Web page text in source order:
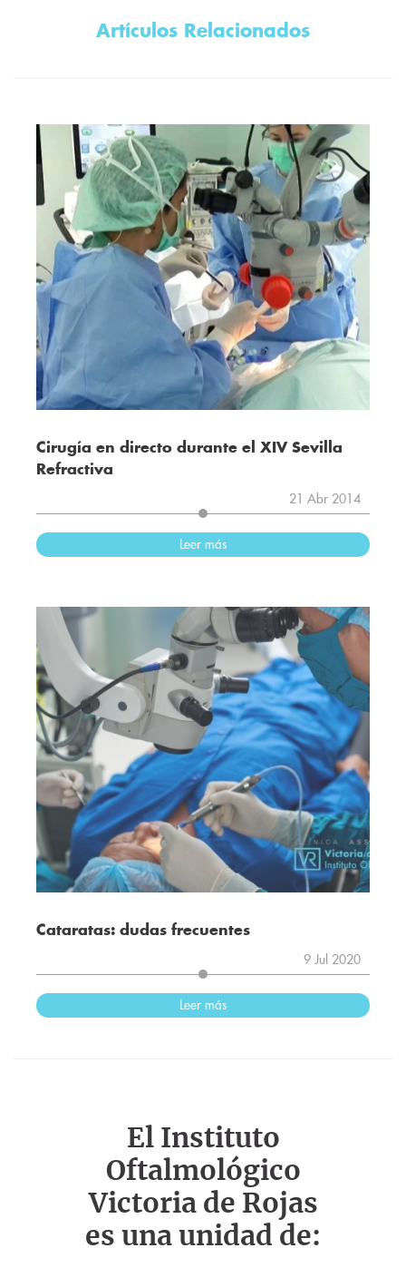
Artículos Relacionados
Cirugía en directo durante el XIV Sevilla
Refractiva
21 Abr 2014
Leer más
Cataratas: dudas frecuentes
9 Jul 2020
Leer más
El Instituto
Oftalmológico
Victoria de Rojas
es una unidad de: